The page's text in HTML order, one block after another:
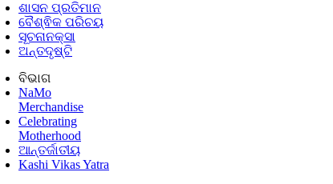
ଶାସନ ପ୍ରତିମାନ
ବୈଶ୍ଵିକ ପରିଚୟ
ସୂଚନାନକ୍ସା
ଅନ୍ତଦୃଷ୍ଟି
ବିଭାଗ
NaMo
Merchandise
Celebrating
Motherhood
ଆନ୍ତର୍ଜାତୀୟ
Kashi Vikas Yatra